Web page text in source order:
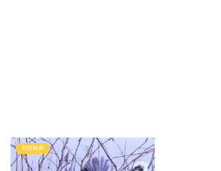
自然観察